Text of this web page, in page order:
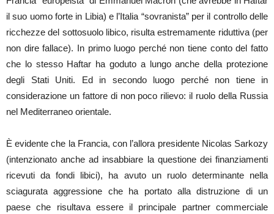
il suo uomo forte in Libia) e l’Italia “sovranista” per il controllo delle
ricchezze del sottosuolo libico, risulta estremamente riduttiva (per
non dire fallace). In primo luogo perché non tiene conto del fatto
che lo stesso Haftar ha goduto a lungo anche della protezione
degli Stati Uniti. Ed in secondo luogo perché non tiene in
considerazione un fattore di non poco rilievo: il ruolo della Russia
nel Mediterraneo orientale.
È evidente che la Francia, con l’allora presidente Nicolas Sarkozy
(intenzionato anche ad insabbiare la questione dei finanziamenti
ricevuti da fondi libici), ha avuto un ruolo determinante nella
sciagurata aggressione che ha portato alla distruzione di un
paese che risultava essere il principale partner commerciale